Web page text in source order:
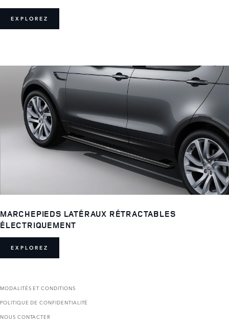
EXPLOREZ
MARCHEPIEDS LATÉRAUX RÉTRACTABLES
ÉLECTRIQUEMENT
EXPLOREZ
MODALITÉS ET CONDITIONS
POLITIQUE DE CONFIDENTIALITÉ
NOUS CONTACTER